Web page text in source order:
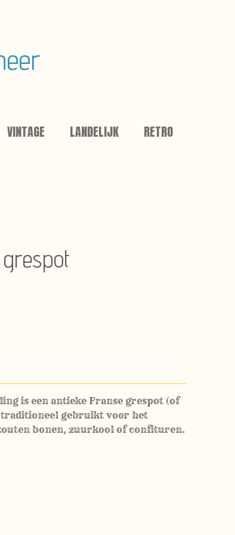
VINTAGE LANDELIJK
RETRO
is een antieke Franse grespot (of
gebruikt voor het
bonen, zuurkool of confituren.